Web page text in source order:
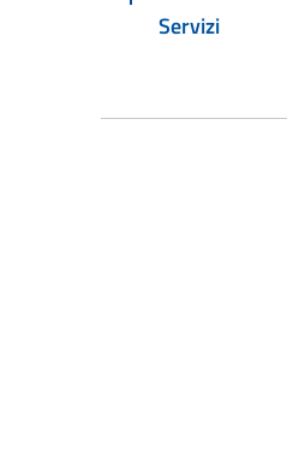
Servizi